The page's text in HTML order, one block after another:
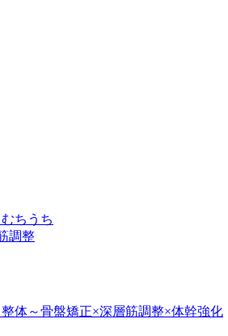
整体～骨盤矯正×深層筋調整×体幹強化